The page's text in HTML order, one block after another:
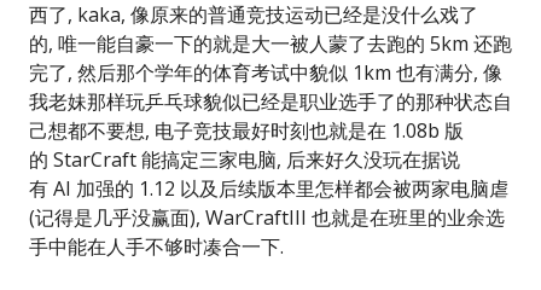
西了, kaka, 像原来的普通竞技运动已经是没什么戏了
的, 唯一能自豪一下的就是大一被人蒙了去跑的 5km 还跑
完了, 然后那个学年的体育考试中貌似 1km 也有满分, 像
我老妹那样玩乒乓球貌似已经是职业选手了的那种状态自
己想都不要想, 电子竞技最好时刻也就是在 1.08b 版
的 StarCraft 能搞定三家电脑, 后来好久没玩在据说
有 AI 加强的 1.12 以及后续版本里怎样都会被两家电脑虐
(记得是几乎没赢面), WarCraftIII 也就是在班里的业余选
手中能在人手不够时凑合一下.